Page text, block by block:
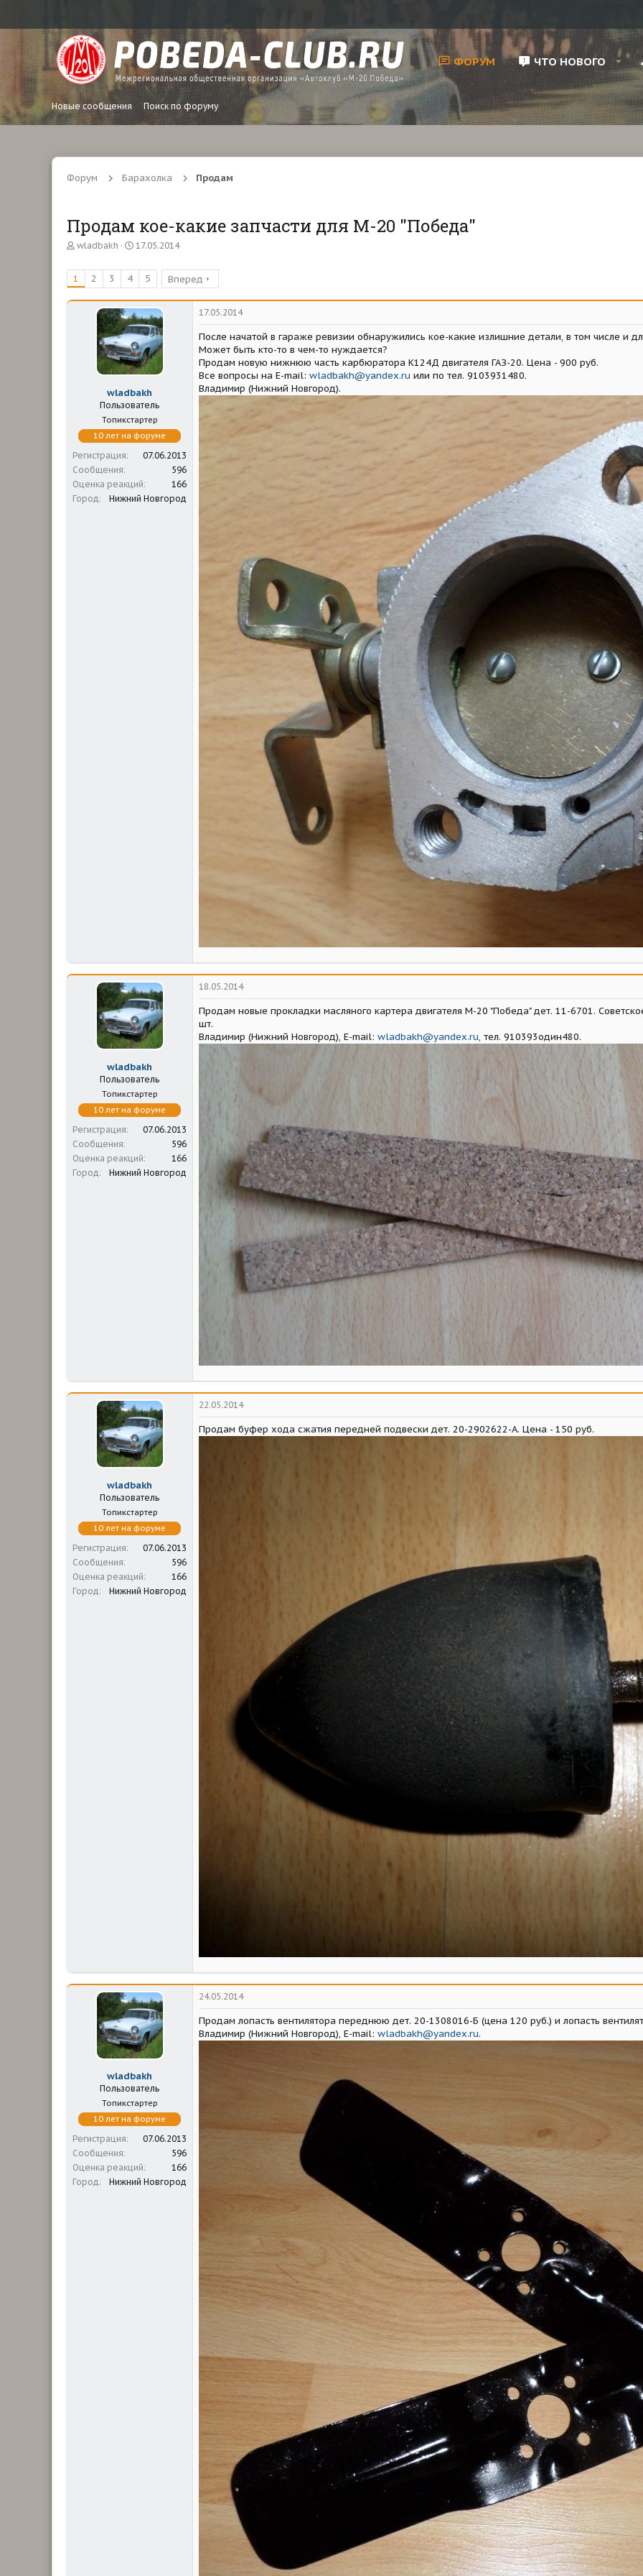
ФОРУМ ЧТО НОВОГО
Новые сообщения Поиск по форуму
Форум Барахолка Продам
Продам кое-какие запчасти для М-20 "Победа"
А
т
о
р
т
wladbakh
Д
т
н
а
ч
а
л
а
17.05.2014
1 2 3 4 5 Вперед
wladbakh
Пользователь
Топикстартер
10 лет на форуме
Регистрация
07.06.2013
Сообщения
596
Оценка реакций
166
Город
Нижний Новгород
17.05.2014
После начатой в гараже ревизии обнаружились кое-какие излишние детали, в том числе и
Может быть кто-то в чем-то нуждается?
Продам новую нижнюю часть карбюратора К124Д двигателя ГАЗ-20. Цена - 900 руб.
Все вопросы на E-mail: wladbakh@yandex.ru или по тел. 9103931480.
Владимир (Нижний Новгород).
wladbakh
Пользователь
Топикстартер
10 лет на форуме
Регистрация
07.06.2013
Сообщения
596
Оценка реакций
166
Город
Нижний Новгород
18.05.2014
Продам новые прокладки масляного картера двигателя М-20 "Победа" дет. 11-6701.
шт.
Владимир (Нижний Новгород), E-mail: wladbakh@yandex.ru, тел. 910393один480.
wladbakh
Пользователь
Топикстартер
10 лет на форуме
Регистрация
07.06.2013
Сообщения
596
Оценка реакций
166
Город
Нижний Новгород
22.05.2014
Продам буфер хода сжатия передней подвески дет. 20-2902622-А. Цена - 150 руб.
wladbakh
Пользователь
Топикстартер
10 лет на форуме
Регистрация
07.06.2013
Сообщения
596
Оценка реакций
166
Город
Нижний Новгород
24.05.2014
Продам лопасть вентилятора переднюю дет. 20-1308016-Б (цена 120 руб.) и лопасть
Владимир (Нижний Новгород), E-mail: wladbakh@yandex.ru.